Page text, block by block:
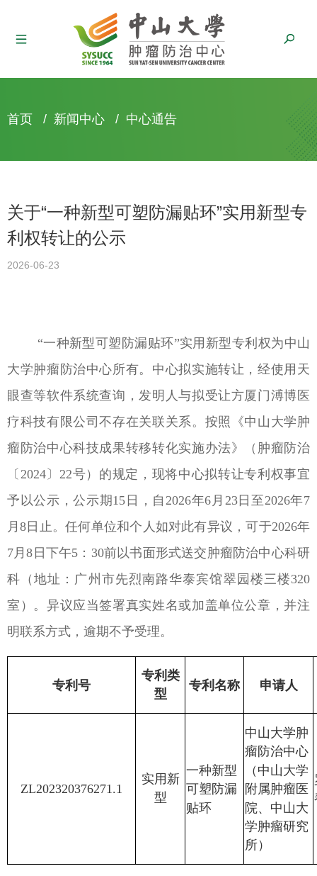
面
屑
首页 / 新闻中心 / 中心通告
关于“一种新型可塑防漏贴环”实用新型专
利权转让的公示
2026-06-23
“一种新型可塑防漏贴环”实用新型专利权为中山
大学肿瘤防治中心所有。 中心拟实施转让，经使用天
眼查等软件系统查询，发明人与拟受让方厦门溥博医
疗科技有限公司不存在关联关系。按照《中山大学肿
瘤防治中心科技成果转移转化实施办法》（肿瘤防治
〔 2024〕22号）的规定， 现将中心拟转让专利权事宜
予以公示 ，公示期15 日，自2026年6 月 23日至2026年7
月8 日止。任何单位和个人如对此有异议 ，可于2026年
7月8 日下午5 ： 30前以书面形式送交肿瘤防治中心科研
科（地址：广州市先烈南路华泰宾馆翠园楼三楼320
室）。 异议应当签署真实姓名或加盖单位公章，并注
明联系方式，逾期不予受理。
专利号
专利类
型
专利名称 申请人
ZL202320376271.1
实用新
型
一种新型
可塑防漏
贴环
中山大学肿
瘤防治中心
（中山大学
附属肿瘤医
院、中山大
学肿瘤研究
所）